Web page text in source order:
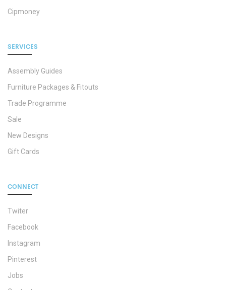
Cipmoney
SERVICES
Assembly Guides
Furniture Packages & Fitouts
Trade Programme
Sale
New Designs
Gift Cards
CONNECT
Twiter
Facebook
Instagram
Pinterest
Jobs